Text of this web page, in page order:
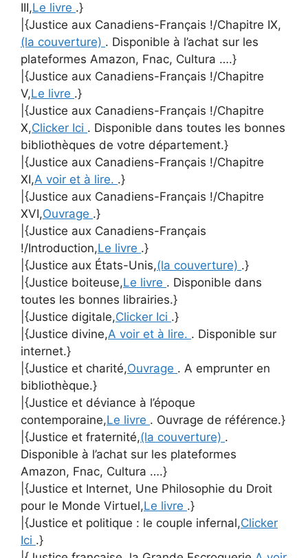
III,Le livre .}
|{Justice aux Canadiens-Français !/Chapitre IX,
(la couverture) . Disponible à l’achat sur les
plateformes Amazon, Fnac, Cultura ….}
|{Justice aux Canadiens-Français !/Chapitre
V,Le livre .}
|{Justice aux Canadiens-Français !/Chapitre
X,Clicker Ici . Disponible dans toutes les bonnes
bibliothèques de votre département.}
|{Justice aux Canadiens-Français !/Chapitre
XI,A voir et à lire. .}
|{Justice aux Canadiens-Français !/Chapitre
XVI,Ouvrage .}
|{Justice aux Canadiens-Français
!/Introduction,Le livre .}
|{Justice aux États-Unis,(la couverture) .}
|{Justice boiteuse,Le livre . Disponible dans
toutes les bonnes librairies.}
|{Justice digitale,Clicker Ici .}
|{Justice divine,A voir et à lire. . Disponible sur
internet.}
|{Justice et charité,Ouvrage . A emprunter en
bibliothèque.}
|{Justice et déviance à l’époque
contemporaine,Le livre . Ouvrage de référence.}
|{Justice et fraternité,(la couverture) .
Disponible à l’achat sur les plateformes
Amazon, Fnac, Cultura ….}
|{Justice et Internet, Une Philosophie du Droit
pour le Monde Virtuel,Le livre .}
|{Justice et politique : le couple infernal,Clicker
Ici .}